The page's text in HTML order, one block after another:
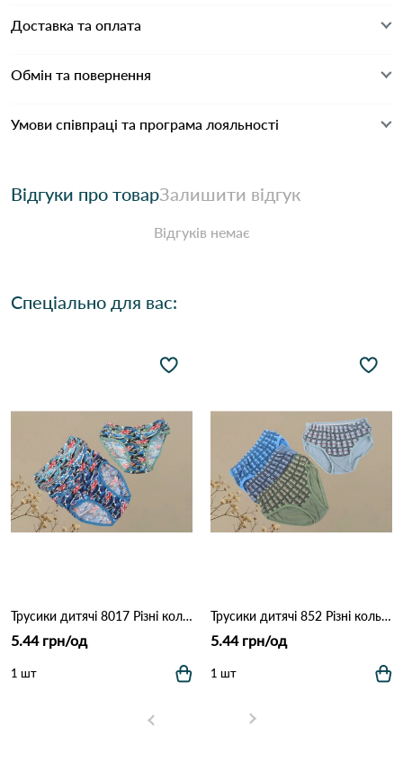
Доставка та оплата
Обмін та повернення
Умови співпраці та програма лояльності
Відгуки про товарЗалишити відгук
Відгуків немає
Спеціально для вас:
Трусики дитячі 8017 Різні кольори
5.44 грн/од
1 шт
Трусики дитячі 852 Різні кольори
5.44 грн/од
1 шт